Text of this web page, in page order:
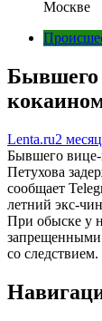
Москве
Бывшего
Lenta.ru2
Бывшего вице-
Петухова
сообщает
летний экс-
При обыске у
запрещенными
со следствием.